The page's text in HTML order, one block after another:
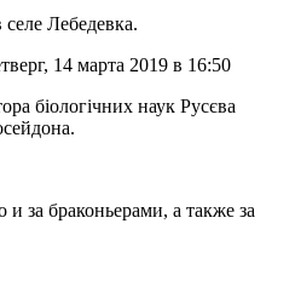
Лебедевка.
14 марта 2019 в 16:50
біологічних наук Русєва
за браконьерами, а также за